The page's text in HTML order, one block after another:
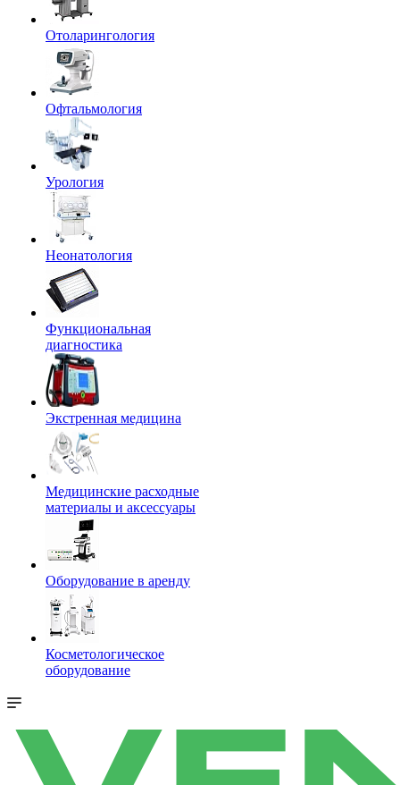
Отоларингология
Офтальмология
Урология
Неонатология
Функциональная
диагностика
Экстренная медицина
Медицинские расходные
материалы и аксессуары
Оборудование в аренду
Косметологическое
оборудование